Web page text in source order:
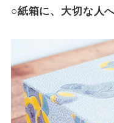
○紙箱に、大切な人